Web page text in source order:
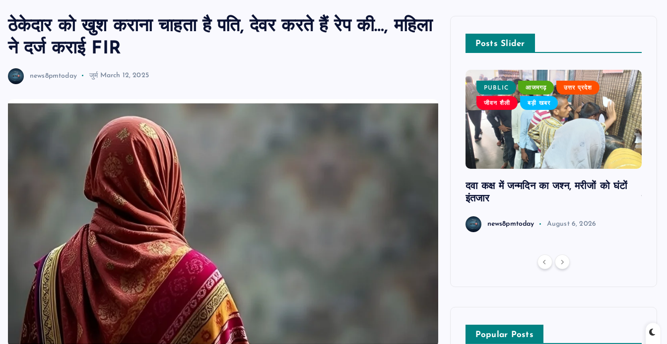
ठेकेदार को खुश कराना चाहता है पति, देवर करते हैं रेप की…, महिला
ने दर्ज कराई FIR
news8pmtoday जुर्म March 12, 2025
Posts Slider
जीवन शैली
PUBLIC आजमगढ़ उत्तर प्रदेश
जीवन शैली बड़ी खबर
दवा कक्ष में जन्मदिन का जश्न, मरीजों को घंटों
इंतजार
news8pmtoday August 6, 2026
Popular Posts